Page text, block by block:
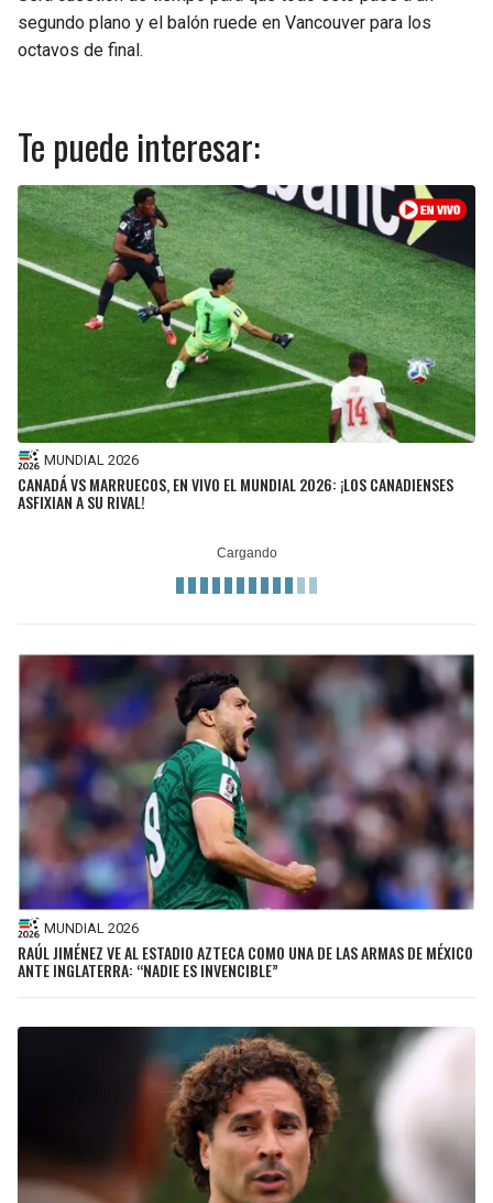
segundo plano y el balón ruede en Vancouver para los
octavos de final.
Te puede interesar:
MUNDIAL 2026
CANADÁ VS MARRUECOS, EN VIVO EL MUNDIAL 2026: ¡LOS CANADIENSES
ASFIXIAN A SU RIVAL!
MUNDIAL 2026
RAÚL JIMÉNEZ VE AL ESTADIO AZTECA COMO UNA DE LAS ARMAS DE MÉXICO
ANTE INGLATERRA: “NADIE ES INVENCIBLE”